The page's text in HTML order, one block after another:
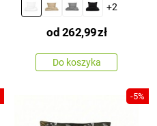
+2
od 262,99zł
Do koszyka
-5%